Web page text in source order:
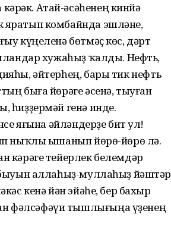
Атай-әсәһенең кинйә
яратып комбайнда эшләне,
күңеленә бөтмәҫ көс, дәрт
хужаһыҙ ҡалды. Нефть,
әйтерһең, бары тик нефть
быға йөрәге әсенә, тыуған
һиҙҙермәй генә инде.
яғына әйләндерҙе бит ул!
ныҡлы ышанып йөрө-йөрө лә.
кәрәге тейерлек белемдәр
аллаһыҙ-муллаһыҙ йәштәр
кенә йән эйәһе, бер бахыр
фәлсәфәүи тышлығыңа үҙенең